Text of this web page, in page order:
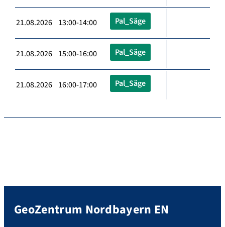
21.08.2026 13:00-14:00 Pal_Säge
21.08.2026 15:00-16:00 Pal_Säge
21.08.2026 16:00-17:00 Pal_Säge
GeoZentrum Nordbayern EN